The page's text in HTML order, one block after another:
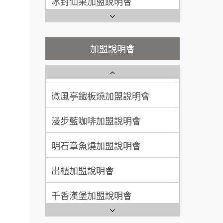
加盟預算
顏 先生/小姐 台北市
加盟預算 100萬 ~ 200萬
廖 先生/小姐 高雄市
加盟預算 200萬~300萬
Ramble Café 漫步藍咖啡加盟
微風亭鐵板燒加盟說明會
鮮茶道加盟說明會
【曉妍美妝】誠徵行政櫃檯
自助洗衣店誠徵代洗收送人員
(台中市)
MUSHEN徵SPA美容芳療師
日十。早午食加盟說明會
拾鑶火鍋加盟說明會
全家加盟說明會
加盟說明會
潮味決-湯滷專門店加盟說明會
鬍子茶加盟說明會
鮮茶道加盟說明會
微風亭鐵板燒加盟說明會
漫步藍咖啡加盟說明會
明石章魚燒加盟說明會
出櫃加盟說明會
千香漢堡加盟說明會
七盞茶加盟說明會